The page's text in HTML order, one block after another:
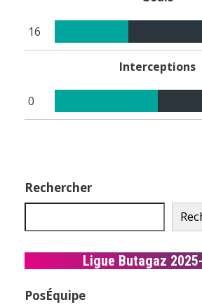
16
Interceptions
0
Rechercher
Ligue Butagaz
PosÉquipe